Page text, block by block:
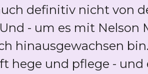
definitiv nicht von
- um es mit Nelson
hinausgewachsen
hege und pflege -